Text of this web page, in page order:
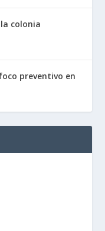
colonia
preventivo en